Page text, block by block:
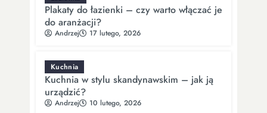
Plakaty do łazienki – czy warto włączać je
do aranżacji?
Andrzej 17 lutego, 2026
Kuchnia
Kuchnia w stylu skandynawskim – jak ją
urządzić?
Andrzej 10 lutego, 2026